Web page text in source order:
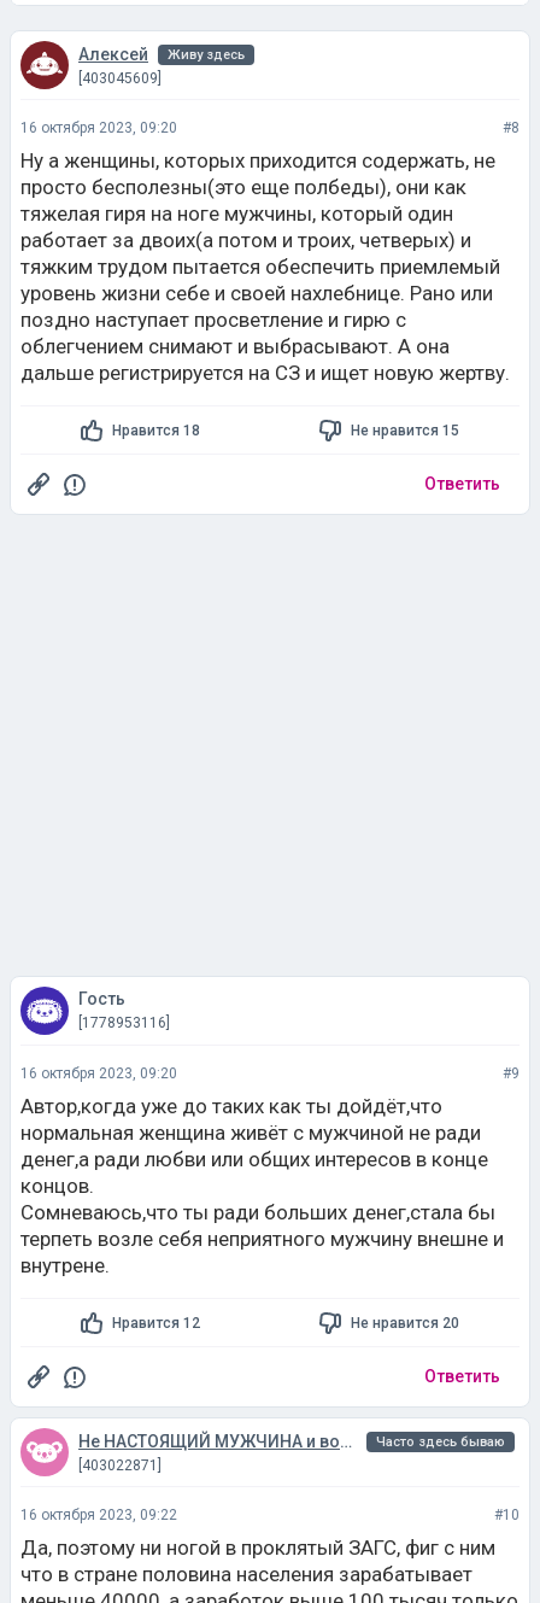
Алексей Живу здесь
[403045609]
16 октября 2023, 09:20 #8
Ну а женщины, которых приходится содержать, не
просто бесполезны(это еще полбеды), они как
тяжелая гиря на ноге мужчины, который один
работает за двоих(а потом и троих, четверых) и
тяжким трудом пытается обеспечить приемлемый
уровень жизни себе и своей нахлебнице. Рано или
поздно наступает просветление и гирю с
облегчением снимают и выбрасывают. А она
дальше регистрируется на СЗ и ищет новую жертву.
Нравится 18 Не нравится 15
Ответить
Гость
[1778953116]
16 октября 2023, 09:20 #9
Автор,когда уже до таких как ты дойдёт,что
нормальная женщина живёт с мужчиной не ради
денег,а ради любви или общих интересов в конце
концов.
Сомневаюсь,что ты ради больших денег,стала бы
терпеть возле себя неприятного мужчину внешне и
внутрене.
Нравится 12 Не нравится 20
Ответить
Не НАСТОЯЩИЙ МУЖЧИНА и вообще тот ещё *** Часто здесь бываю
[403022871]
16 октября 2023, 09:22 #10
Да, поэтому ни ногой в проклятый ЗАГС, фиг с ним
что в стране половина населения зарабатывает